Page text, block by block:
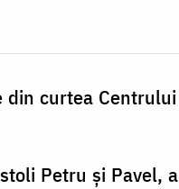
din curtea
Petru şi Pavel,